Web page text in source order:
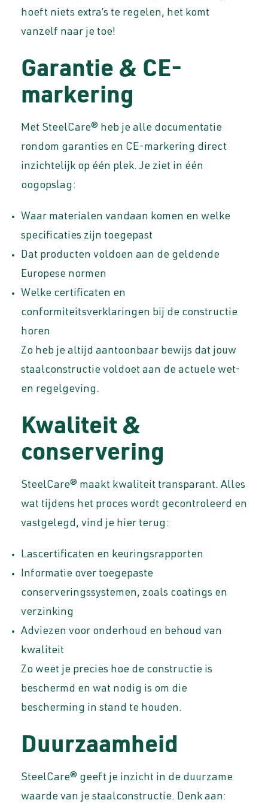
hoeft niets extra’s te regelen, het komt
vanzelf naar je toe!
Garantie & CE-
markering
Met SteelCare® heb je alle documentatie
rondom garanties en CE-markering direct
inzichtelijk op één plek. Je ziet in één
oogopslag:
Waar materialen vandaan komen en welke
specificaties zijn toegepast
Dat producten voldoen aan de geldende
Europese normen
Welke certificaten en
conformiteitsverklaringen bij de constructie
horen
Zo heb je altijd aantoonbaar bewijs dat jouw
staalconstructie voldoet aan de actuele wet-
en regelgeving.
Kwaliteit &
conservering
SteelCare® maakt kwaliteit transparant. Alles
wat tijdens het proces wordt gecontroleerd en
vastgelegd, vind je hier terug:
Lascertificaten en keuringsrapporten
Informatie over toegepaste
conserveringssystemen, zoals coatings en
verzinking
Adviezen voor onderhoud en behoud van
kwaliteit
Zo weet je precies hoe de constructie is
beschermd en wat nodig is om die
bescherming in stand te houden.
Duurzaamheid
SteelCare® geeft je inzicht in de duurzame
waarde van je staalconstructie. Denk aan: